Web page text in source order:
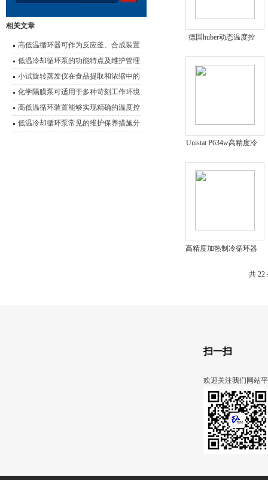
相关文章
高低温循环器可作为反应釜、合成装置
的配套温控设备
低温冷却循环泵的功能特点及维护管理
要点
小试旋转蒸发仪在食品提取和浓缩中的
应用
化学隔膜泵可适用于多种苛刻工作环境
高低温循环装置能够实现精确的温度控
制
低温冷却循环泵常见的维护保养措施分
德国huber动态温度控
Unistat P634w高精度冷
高精度加热制冷循环器
共
扫一扫
欢迎关注我们网站